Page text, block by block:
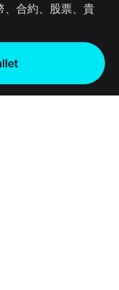
合約、股票、貴